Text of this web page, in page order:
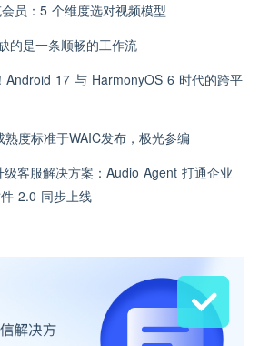
员：5 个维度选对视频模型
的是一条顺畅的工作流
Android 17 与 HarmonyOS 6 时代的跨平
度标准于WAIC发布，极光参编
客服解决方案：Audio Agent 打通企业
2.0 同步上线